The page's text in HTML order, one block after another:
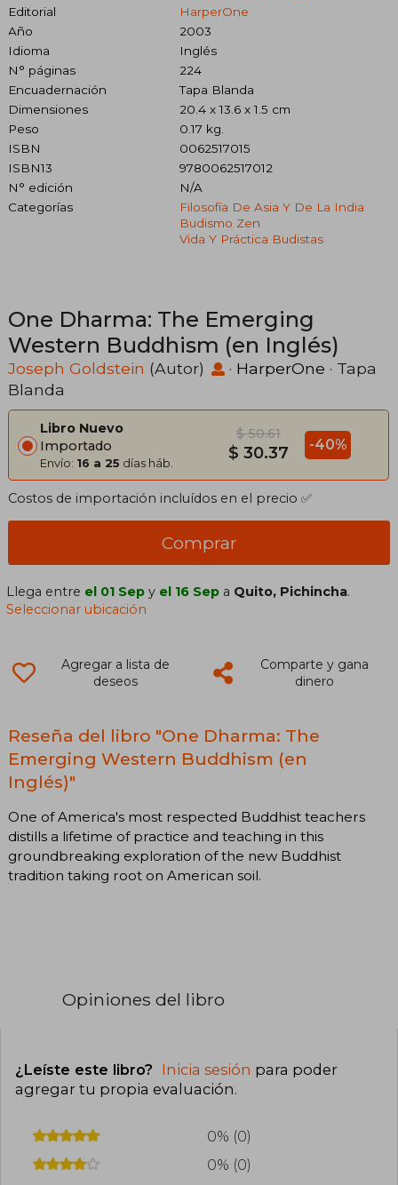
Editorial
HarperOne
Año
2003
Idioma
Inglés
N° páginas
224
Encuadernación
Tapa Blanda
Dimensiones
20.4 x 13.6 x 1.5 cm
Peso
0.17 kg.
ISBN
0062517015
ISBN13
9780062517012
N° edición
N/A
Categorías
Filosofía De Asia Y De La India
Budismo Zen
Vida Y Práctica Budistas
One Dharma: The Emerging
Western Buddhism (en Inglés)
Joseph Goldstein (Autor) · HarperOne · Tapa
Blanda
Libro Nuevo
Importado
Envío: 16 a 25 días háb.
$ 50.61
$ 30.37 -40%
Costos de importación incluídos en el precio ✅
Comprar
Llega entre el 01 Sep y el 16 Sep a Quito, Pichincha.
Seleccionar ubicación
Agregar a lista de
deseos
Comparte y gana
dinero
Reseña del libro "One Dharma: The
Emerging Western Buddhism (en
Inglés)"
One of America's most respected Buddhist teachers
distills a lifetime of practice and teaching in this
groundbreaking exploration of the new Buddhist
tradition taking root on American soil.
Opiniones del libro
¿Leíste este libro? Inicia sesión para poder
agregar tu propia evaluación.
0% (0)
0% (0)